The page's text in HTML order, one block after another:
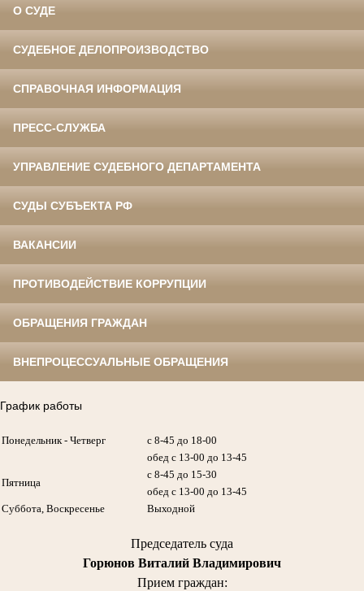
О СУДЕ
СУДЕБНОЕ ДЕЛОПРОИЗВОДСТВО
СПРАВОЧНАЯ ИНФОРМАЦИЯ
ПРЕСС-СЛУЖБА
УПРАВЛЕНИЕ СУДЕБНОГО ДЕПАРТАМЕНТА
СУДЫ СУБЪЕКТА РФ
ВАКАНСИИ
ПРОТИВОДЕЙСТВИЕ КОРРУПЦИИ
ОБРАЩЕНИЯ ГРАЖДАН
ВНЕПРОЦЕССУАЛЬНЫЕ ОБРАЩЕНИЯ
График работы
Понедельник - Четверг
с 8-45 до 18-00
обед с 13-00 до 13-45
Пятница
с 8-45 до 15-30
обед с 13-00 до 13-45
Суббота, Воскресенье
Выходной
Председатель суда
Горюнов Виталий Владимирович
Прием граждан: